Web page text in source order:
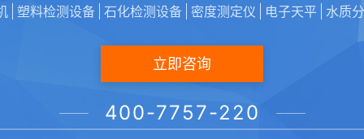
塑料检测设备 石化检测设备 密度测定仪 电子天平 水质
立即咨询
400-7757-220